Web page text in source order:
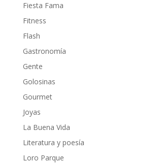
Fiesta Fama
Fitness
Flash
Gastronomía
Gente
Golosinas
Gourmet
Joyas
La Buena Vida
Literatura y poesía
Loro Parque